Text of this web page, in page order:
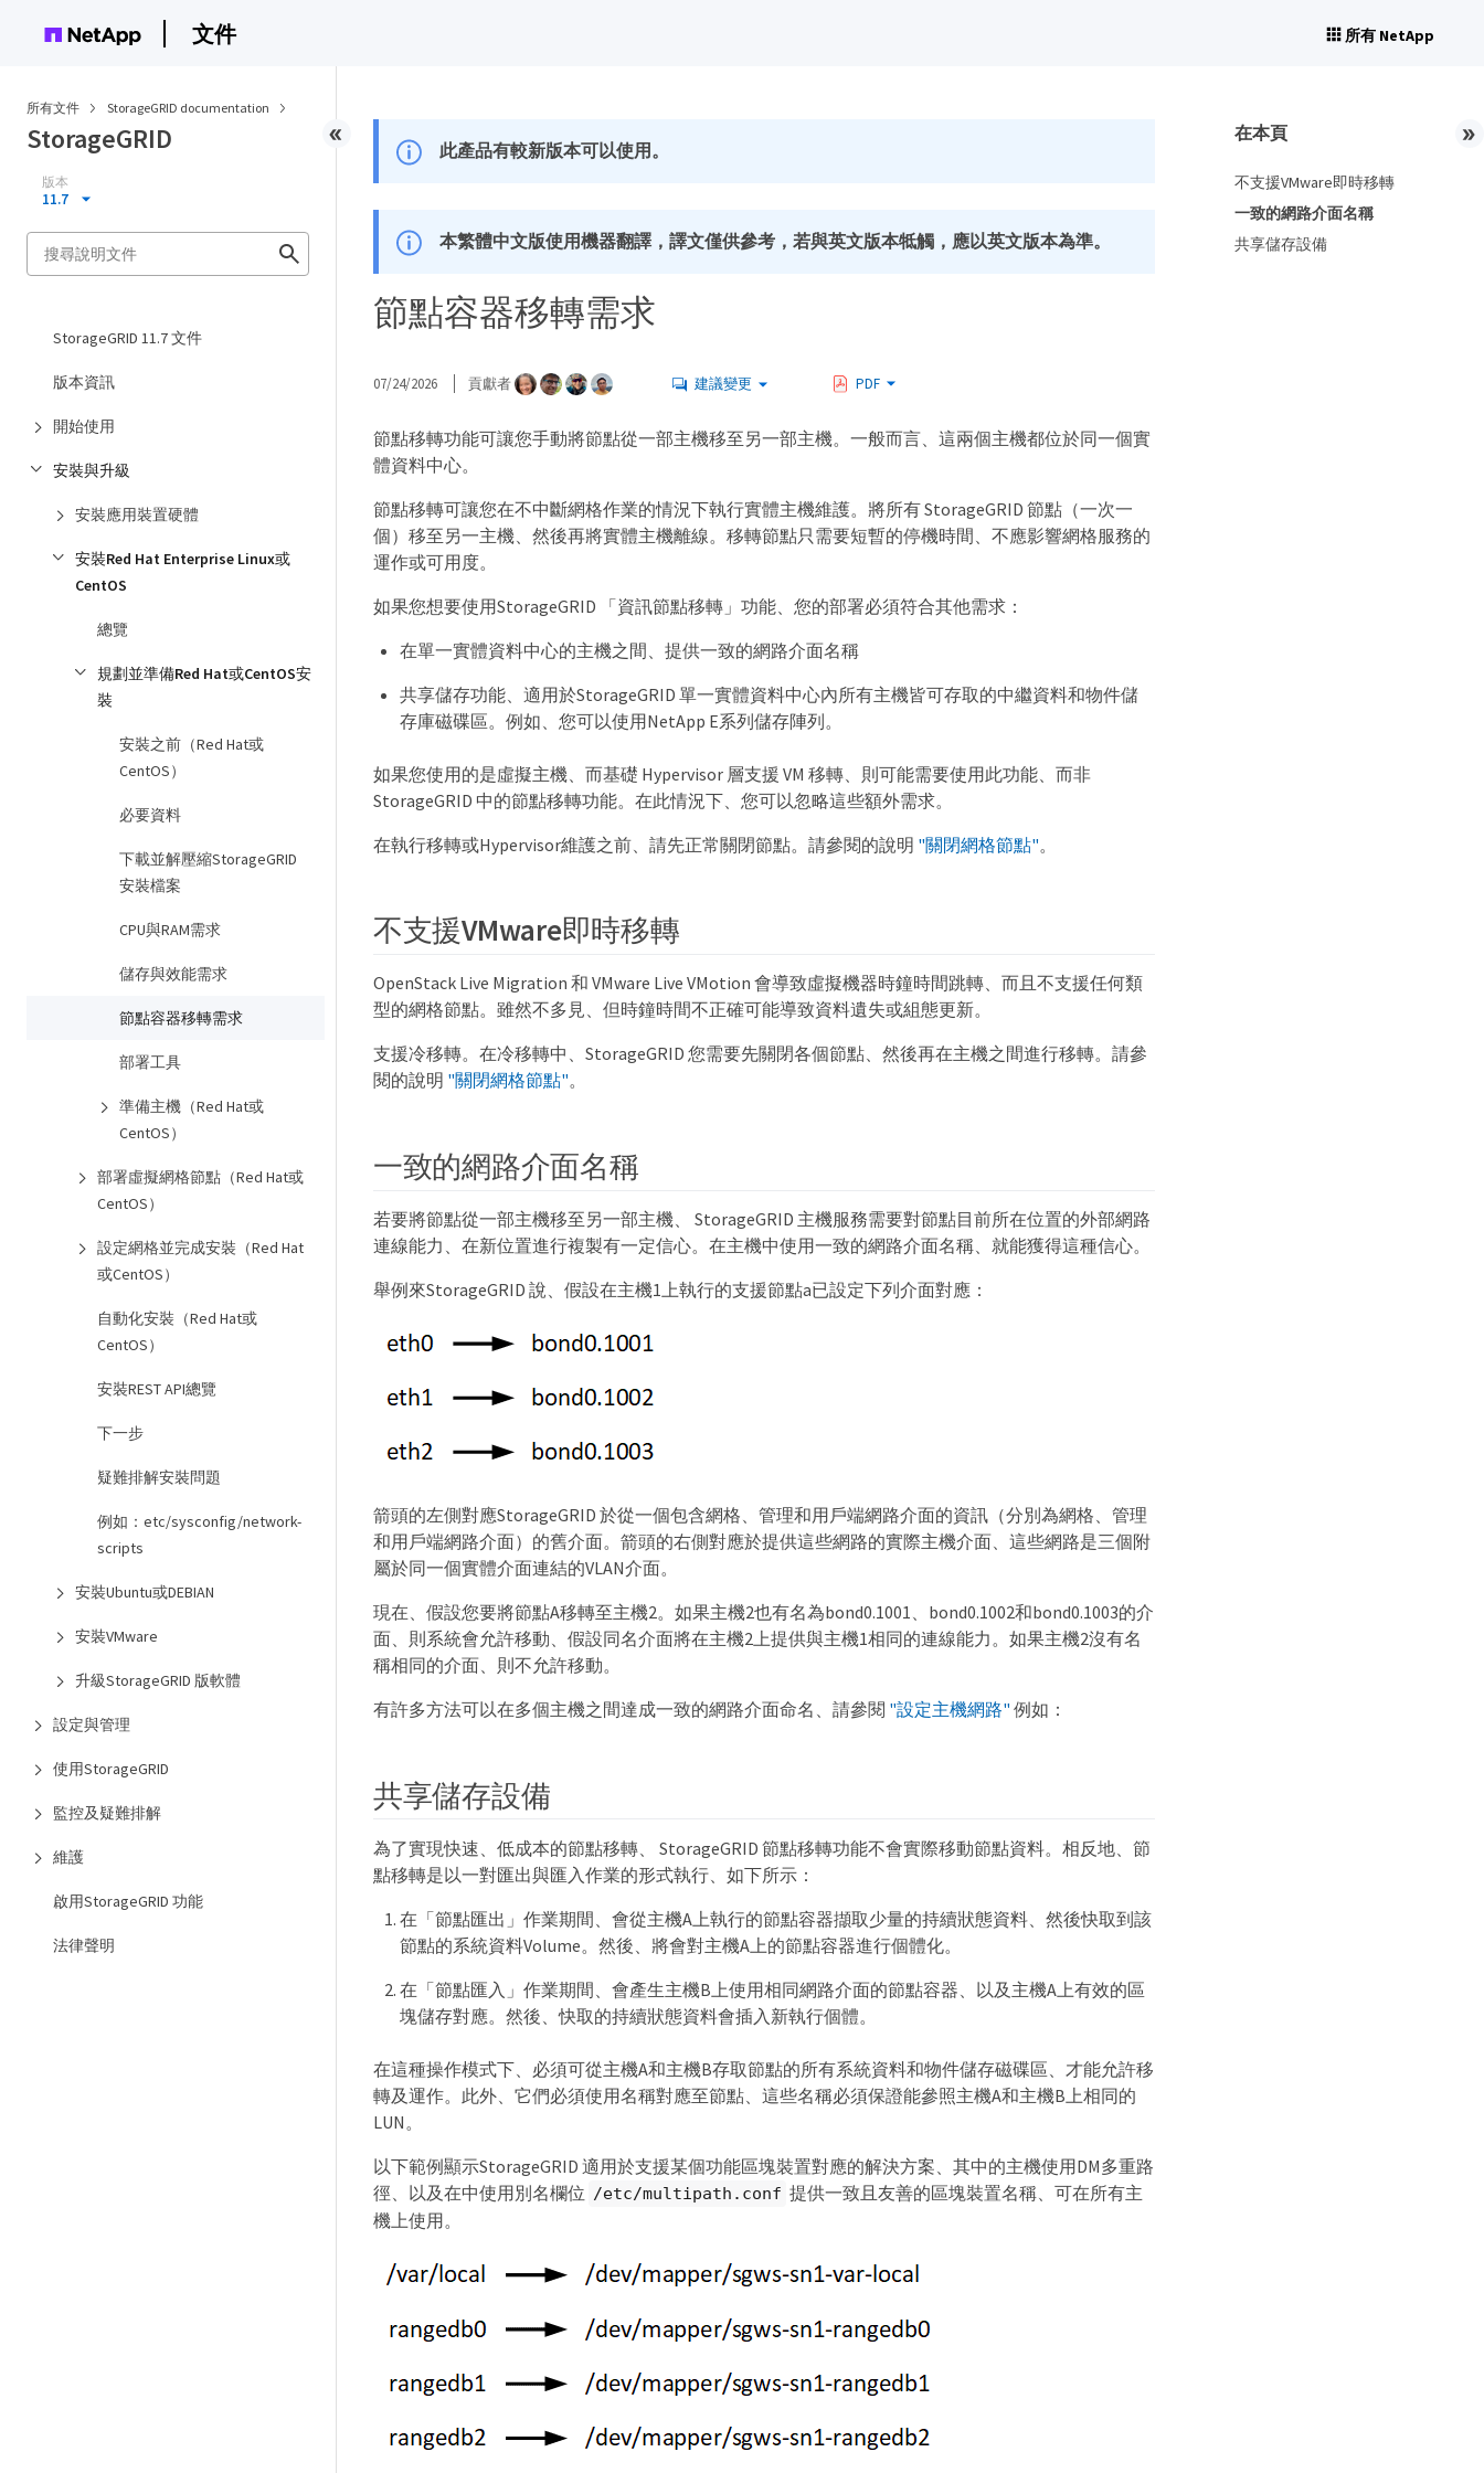
文件 所有 NetApp
所有文件 StorageGRID documentation
StorageGRID
版本
11.7
StorageGRID 11.7 文件
版本資訊
開始使用
安裝與升級
安裝應用裝置硬體
安裝Red Hat Enterprise Linux或
CentOS
總覽
規劃並準備Red Hat或CentOS安
裝
安裝之前（Red Hat或
CentOS）
必要資料
下載並解壓縮StorageGRID
安裝檔案
CPU與RAM需求
儲存與效能需求
節點容器移轉需求
部署工具
準備主機（Red Hat或
CentOS）
部署虛擬網格節點（Red Hat或
CentOS）
設定網格並完成安裝（Red Hat
或CentOS）
自動化安裝（Red Hat或
CentOS）
安裝REST API總覽
下一步
疑難排解安裝問題
例如：etc/sysconfig/network-
scripts
安裝Ubuntu或DEBIAN
安裝VMware
升級StorageGRID 版軟體
設定與管理
使用StorageGRID
監控及疑難排解
維護
啟用StorageGRID 功能
法律聲明
此產品有較新版本可以使用。
本繁體中文版使用機器翻譯，譯文僅供參考，若與英文版本牴觸，應以英文版本為準。
節點容器移轉需求
07/24/2026 貢獻者 建議變更 PDF
節點移轉功能可讓您手動將節點從一部主機移至另一部主機。一般而言、這兩個主機都位於同一個實
體資料中心。
節點移轉可讓您在不中斷網格作業的情況下執行實體主機維護。將所有 StorageGRID 節點（一次一
個）移至另一主機、然後再將實體主機離線。移轉節點只需要短暫的停機時間、不應影響網格服務的
運作或可用度。
如果您想要使用StorageGRID 「資訊節點移轉」功能、您的部署必須符合其他需求：
在單一實體資料中心的主機之間、提供一致的網路介面名稱
共享儲存功能、適用於StorageGRID 單一實體資料中心內所有主機皆可存取的中繼資料和物件儲
存庫磁碟區。例如、您可以使用NetApp E系列儲存陣列。
如果您使用的是虛擬主機、而基礎 Hypervisor 層支援 VM 移轉、則可能需要使用此功能、而非
StorageGRID 中的節點移轉功能。在此情況下、您可以忽略這些額外需求。
在執行移轉或Hypervisor維護之前、請先正常關閉節點。請參閱的說明 "關閉網格節點"。
不支援VMware即時移轉
OpenStack Live Migration 和 VMware Live VMotion 會導致虛擬機器時鐘時間跳轉、而且不支援任何類
型的網格節點。雖然不多見、但時鐘時間不正確可能導致資料遺失或組態更新。
支援冷移轉。在冷移轉中、StorageGRID 您需要先關閉各個節點、然後再在主機之間進行移轉。請參
閱的說明 "關閉網格節點"。
一致的網路介面名稱
若要將節點從一部主機移至另一部主機、 StorageGRID 主機服務需要對節點目前所在位置的外部網路
連線能力、在新位置進行複製有一定信心。在主機中使用一致的網路介面名稱、就能獲得這種信心。
舉例來StorageGRID 說、假設在主機1上執行的支援節點a已設定下列介面對應：
箭頭的左側對應StorageGRID 於從一個包含網格、管理和用戶端網路介面的資訊（分別為網格、管理
和用戶端網路介面）的舊介面。箭頭的右側對應於提供這些網路的實際主機介面、這些網路是三個附
屬於同一個實體介面連結的VLAN介面。
現在、假設您要將節點A移轉至主機2。如果主機2也有名為bond0.1001、bond0.1002和bond0.1003的介
面、則系統會允許移動、假設同名介面將在主機2上提供與主機1相同的連線能力。如果主機2沒有名
稱相同的介面、則不允許移動。
有許多方法可以在多個主機之間達成一致的網路介面命名、請參閱 "設定主機網路" 例如：
共享儲存設備
為了實現快速、低成本的節點移轉、 StorageGRID 節點移轉功能不會實際移動節點資料。相反地、節
點移轉是以一對匯出與匯入作業的形式執行、如下所示：
在「節點匯出」作業期間、會從主機A上執行的節點容器擷取少量的持續狀態資料、然後快取到該
節點的系統資料Volume。然後、將會對主機A上的節點容器進行個體化。
在「節點匯入」作業期間、會產生主機B上使用相同網路介面的節點容器、以及主機A上有效的區
塊儲存對應。然後、快取的持續狀態資料會插入新執行個體。
在這種操作模式下、必須可從主機A和主機B存取節點的所有系統資料和物件儲存磁碟區、才能允許移
轉及運作。此外、它們必須使用名稱對應至節點、這些名稱必須保證能參照主機A和主機B上相同的
LUN。
以下範例顯示StorageGRID 適用於支援某個功能區塊裝置對應的解決方案、其中的主機使用DM多重路
徑、以及在中使用別名欄位 /etc/multipath.conf 提供一致且友善的區塊裝置名稱、可在所有主
機上使用。
在本頁
不支援VMware即時移轉
一致的網路介面名稱
共享儲存設備